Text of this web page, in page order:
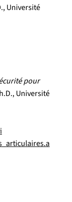
Université
pour
Université